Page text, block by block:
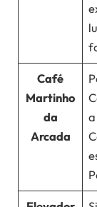
Café
Martinho
da
Arcada